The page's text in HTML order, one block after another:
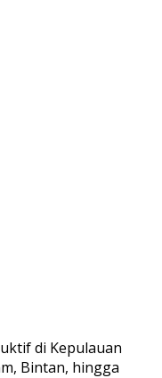
di Kepulauan
Bintan, hingga